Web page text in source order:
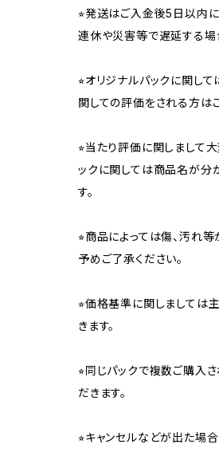
⭐︎発送はご入金後5日以内
連休や災害等で遅延する場
⭐︎オリジナルパックに関し
関しての評価をされる方は
⭐︎当たり評価に関しまして
ックに関しては商品名が分
す。
⭐︎商品によっては傷、汚れ
予めご了承ください。
⭐︎価格基準に関しましては
きます。
⭐︎同じパックで複数ご購入
だきます。
⭐︎キャンセルなどが出た場